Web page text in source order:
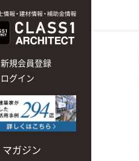
新規会員登録
ログイン
マガジン